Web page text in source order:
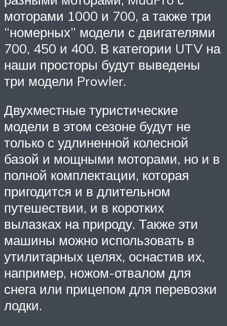
моторами 1000 и 700, а также три
“номерных” модели с двигателями
700, 450 и 400. В категории UTV на
наши просторы будут выведены
три модели Prowler.
Двухместные туристические
модели в этом сезоне будут не
только с удлиненной колесной
базой и мощными моторами, но и в
полной комплектации, которая
пригодится и в длительном
путешествии, и в коротких
вылазках на природу. Также эти
машины можно использовать в
утилитарных целях, оснастив их,
например, ножом-отвалом для
снега или прицепом для перевозки
лодки.